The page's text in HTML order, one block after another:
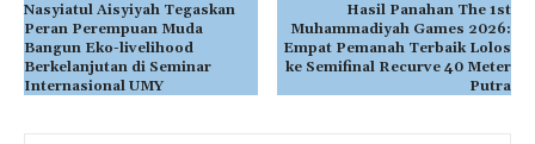
Nasyiatul Aisyiyah Tegaskan
Peran Perempuan Muda
Bangun Eko-livelihood
Berkelanjutan di Seminar
Internasional UMY
Hasil Panahan The 1st
Muhammadiyah Games 2026:
Empat Pemanah Terbaik Lolos
ke Semifinal Recurve 40 Meter
Putra